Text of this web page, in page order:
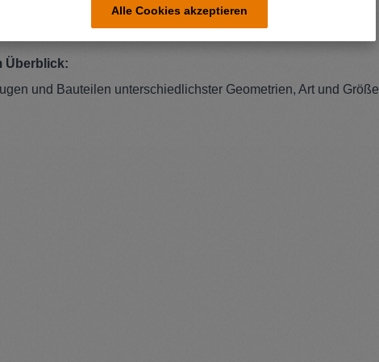
Überblick:
und Bauteilen unterschiedlichster Geometrien, Art und Größe
Alle Cookies akzeptieren